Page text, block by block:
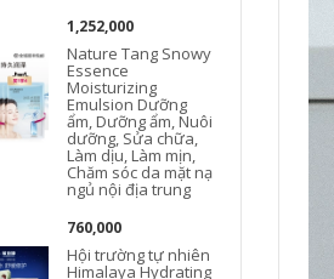
1,252,000
Nature Tang Snowy
Essence
Moisturizing
Emulsion Dưỡng
ẩm, Dưỡng ẩm, Nuôi
dưỡng, Sửa chữa,
Làm dịu, Làm mịn,
Chăm sóc da mặt nạ
ngủ nội địa trung
760,000
Hội trường tự nhiên
Himalaya Hydrating